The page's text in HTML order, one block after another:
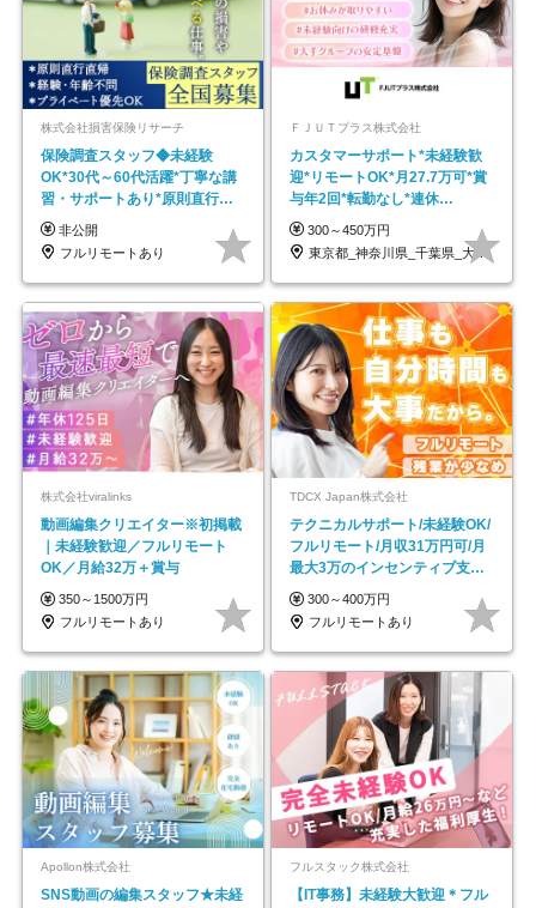
株式会社損害保険リサーチ
保険調査スタッフ◆未経験
OK*30代～60代活躍*丁寧な講
習・サポートあり*原則直行直
帰／全国募集・業務委託
非公開
フルリモートあり
ＦＪＵＴプラス株式会社
カスタマーサポート*未経験歓
迎*リモートOK*月27.7万可*賞
与年2回*転勤なし*連休
OK/ZE010232
300～450万円
東京都_神奈川県_千葉県_大阪府_愛知県…
株式会社viralinks
動画編集クリエイター※初掲載
｜未経験歓迎／フルリモート
OK／月給32万＋賞与
350～1500万円
フルリモートあり
TDCX Japan株式会社
テクニカルサポート/未経験OK/
フルリモート/月収31万円可/月
最大3万のインセンティブ支給/
平均年齢33歳
300～400万円
フルリモートあり
Apollon株式会社
SNS動画の編集スタッフ★未経
フルスタック株式会社
【IT事務】未経験大歓迎＊フル